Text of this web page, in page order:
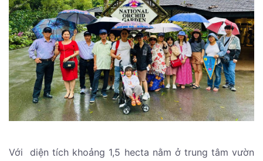
Với diện tích khoảng 1,5 hecta nằm ở trung tâm vườn